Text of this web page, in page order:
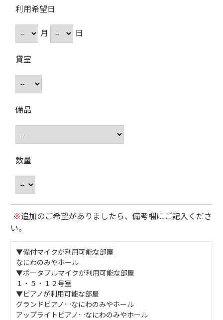
利用希望日
月
日
貸室
備品
数量
※追加のご希望がありましたら、備考欄にご記入くださ
い。
▼備付マイクが利用可能な部屋
なにわのみやホール
▼ポータブルマイクが利用可能な部屋
１・５・１２号室
▼ピアノが利用可能な部屋
グランドピアノ…なにわのみやホール
アップライトピアノ…なにわのみやホール